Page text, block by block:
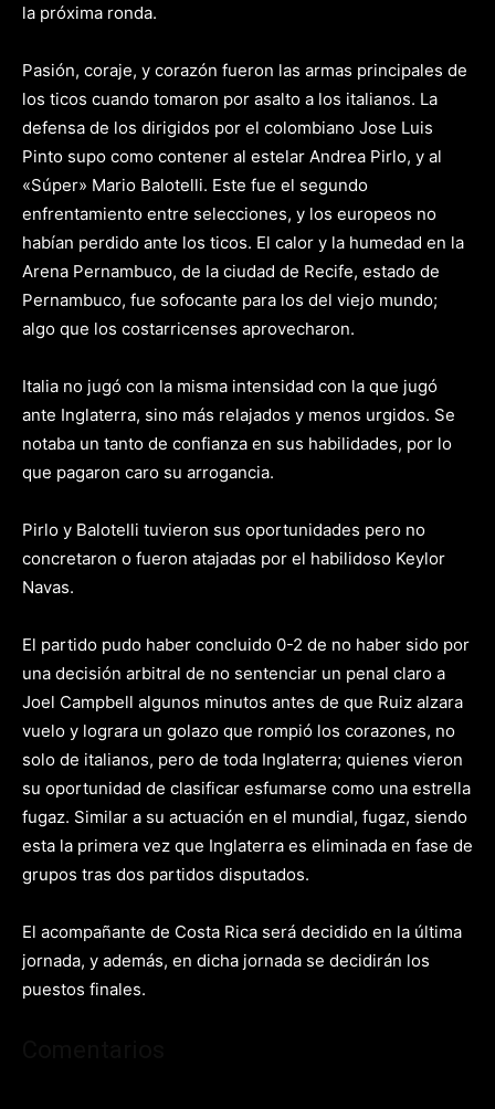
la próxima ronda.
Pasión, coraje, y corazón fueron las armas principales de
los ticos cuando tomaron por asalto a los italianos. La
defensa de los dirigidos por el colombiano Jose Luis
Pinto supo como contener al estelar Andrea Pirlo, y al
«Súper» Mario Balotelli. Este fue el segundo
enfrentamiento entre selecciones, y los europeos no
habían perdido ante los ticos. El calor y la humedad en la
Arena Pernambuco, de la ciudad de Recife, estado de
Pernambuco, fue sofocante para los del viejo mundo;
algo que los costarricenses aprovecharon.
Italia no jugó con la misma intensidad con la que jugó
ante Inglaterra, sino más relajados y menos urgidos. Se
notaba un tanto de confianza en sus habilidades, por lo
que pagaron caro su arrogancia.
Pirlo y Balotelli tuvieron sus oportunidades pero no
concretaron o fueron atajadas por el habilidoso Keylor
Navas.
El partido pudo haber concluido 0-2 de no haber sido por
una decisión arbitral de no sentenciar un penal claro a
Joel Campbell algunos minutos antes de que Ruiz alzara
vuelo y lograra un golazo que rompió los corazones, no
solo de italianos, pero de toda Inglaterra; quienes vieron
su oportunidad de clasificar esfumarse como una estrella
fugaz. Similar a su actuación en el mundial, fugaz, siendo
esta la primera vez que Inglaterra es eliminada en fase de
grupos tras dos partidos disputados.
El acompañante de Costa Rica será decidido en la última
jornada, y además, en dicha jornada se decidirán los
puestos finales.